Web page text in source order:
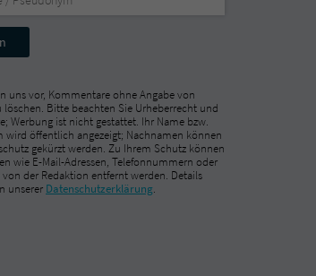
uns vor, Kommentare ohne Angabe von
löschen. Bitte beachten Sie Urheberrecht und
Werbung ist nicht gestattet. Ihr Name bzw.
wird öffentlich angezeigt; Nachnamen können
gekürzt werden. Zu Ihrem Schutz können
wie E-Mail-Adressen, Telefonnummern oder
der Redaktion entfernt werden. Details
unserer Datenschutzerklärung.